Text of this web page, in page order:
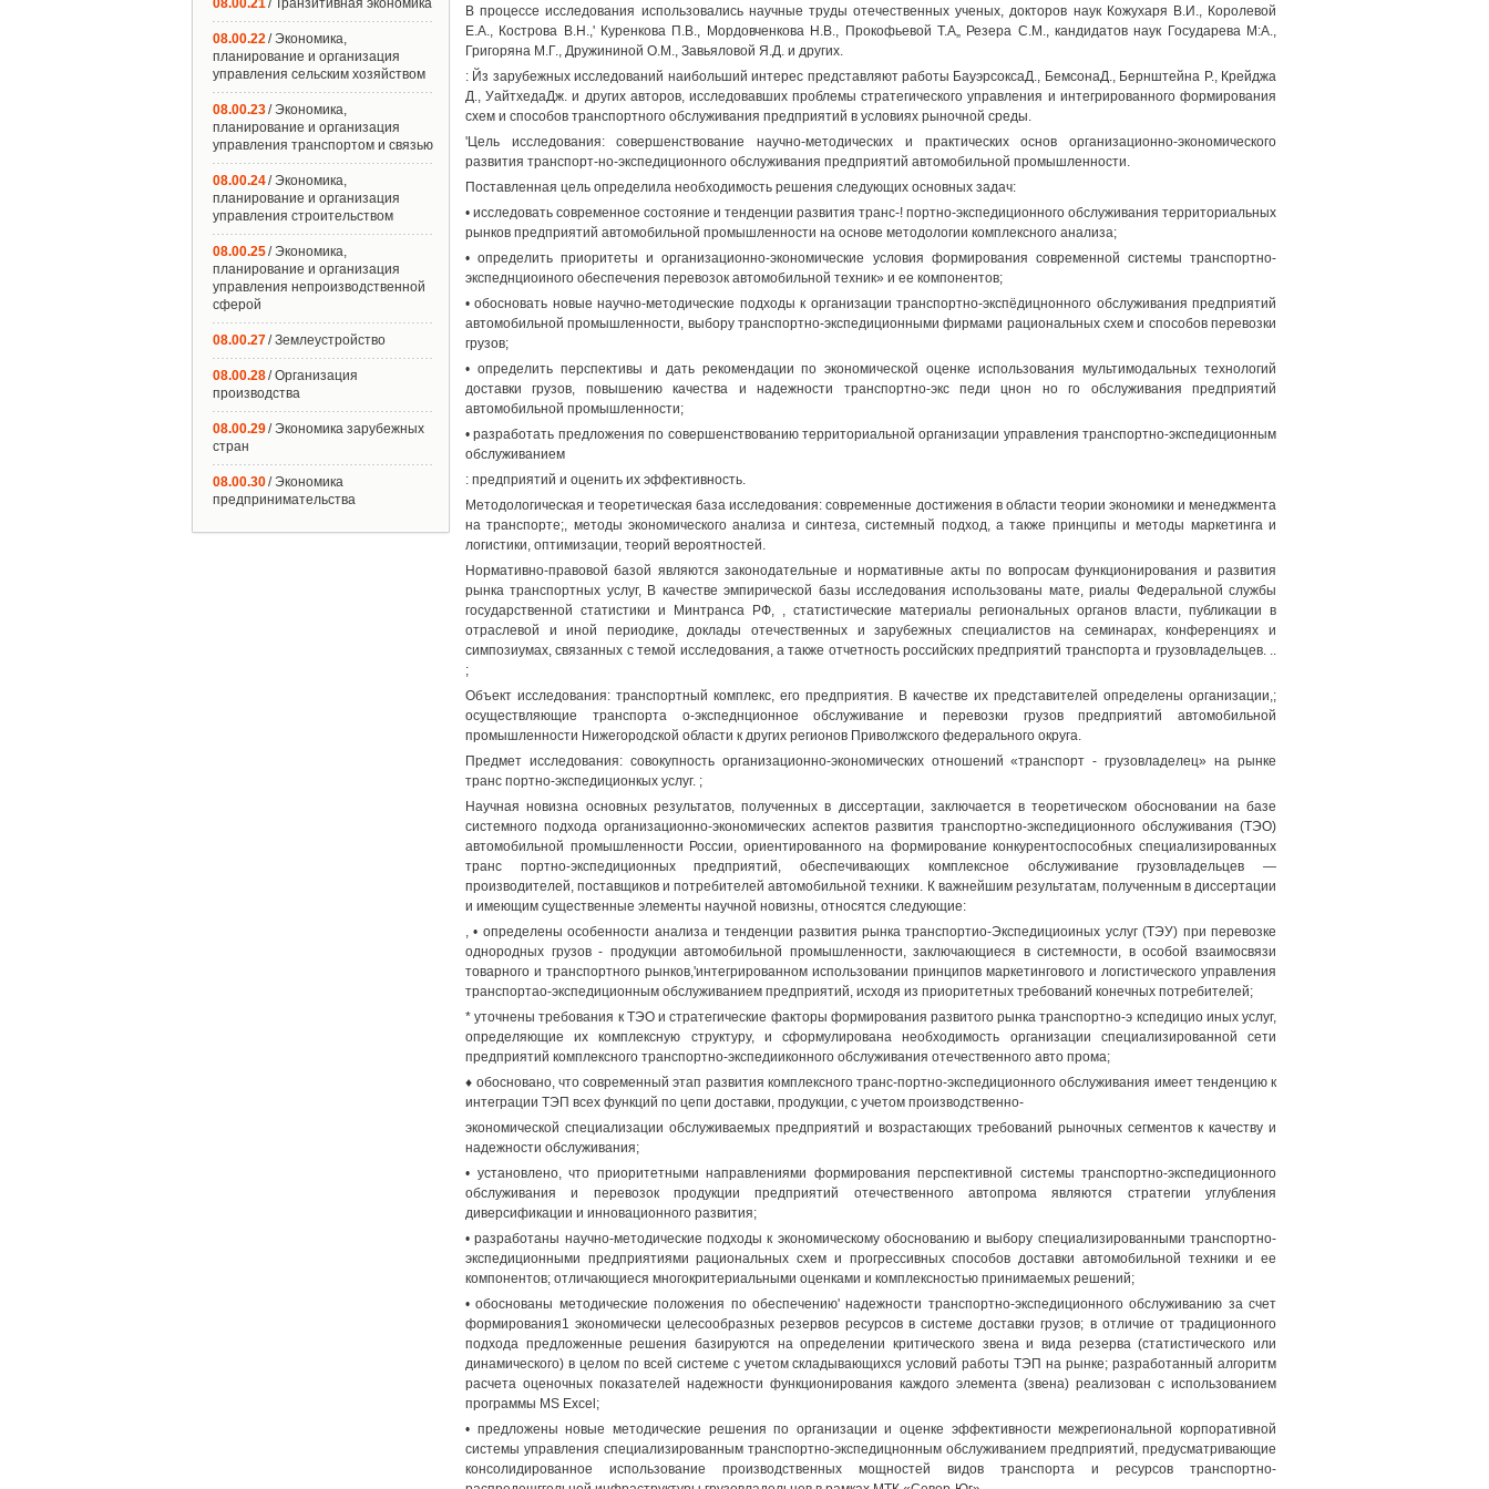
В процессе исследования использовались научные труды отечественных ученых, докторов наук Кожухаря В.И., Королевой
Е.А., Кострова В.Н.,' Куренкова П.В., Мордовченкова Н.В., Прокофьевой Т.А„ Резера С.М., кандидатов наук Государева М:А.,
Григоряна М.Г., Дружининой О.М., Завьяловой Я.Д. и других.
: Йз зарубежных исследований наибольший интерес представляют работы БауэрсоксаД., БемсонаД., Бернштейна Р., Крейджа
Д., УайтхедаДж. и других авторов, исследовавших проблемы стратегического управления и интегрированного формирования
схем и способов транспортного обслуживания предприятий в условиях рыночной среды.
'Цель исследования: совершенствование научно-методических и практических основ организационно-экономического
развития транспорт-но-экспедиционного обслуживания предприятий автомобильной промышленности.
Поставленная цель определила необходимость решения следующих основных задач:
• исследовать современное состояние и тенденции развития транс-! портно-экспедиционного обслуживания территориальных
рынков предприятий автомобильной промышленности на основе методологии комплексного анализа;
• определить приоритеты и организационно-экономические условия формирования современной системы транспортно-
экспеднциоиного обеспечения перевозок автомобильной техник» и ее компонентов;
• обосновать новые научно-методические подходы к организации транспортно-экспёдицнонного обслуживания предприятий
автомобильной промышленности, выбору транспортно-экспедиционными фирмами рациональных схем и способов перевозки
грузов;
• определить перспективы и дать рекомендации по экономической оценке использования мультимодальных технологий
доставки грузов, повышению качества и надежности транспортно-экс педи цнон но го обслуживания предприятий
автомобильной промышленности;
• разработать предложения по совершенствованию территориальной организации управления транспортно-экспедиционным
обслуживанием
: предприятий и оценить их эффективность.
Методологическая и теоретическая база исследования: современные достижения в области теории экономики и менеджмента
на транспорте;, методы экономического анализа и синтеза, системный подход, а также принципы и методы маркетинга и
логистики, оптимизации, теорий вероятностей.
Нормативно-правовой базой являются законодательные и нормативные акты по вопросам функционирования и развития
рынка транспортных услуг, В качестве эмпирической базы исследования использованы мате, риалы Федеральной службы
государственной статистики и Минтранса РФ, , статистические материалы региональных органов власти, публикации в
отраслевой и иной периодике, доклады отечественных и зарубежных специалистов на семинарах, конференциях и
симпозиумах, связанных с темой исследования, а также отчетность российских предприятий транспорта и грузовладельцев. ..
;
Объект исследования: транспортный комплекс, его предприятия. В качестве их представителей определены организации,;
осуществляющие транспорта о-экспеднционное обслуживание и перевозки грузов предприятий автомобильной
промышленности Нижегородской области к других регионов Приволжского федерального округа.
Предмет исследования: совокупность организационно-экономических отношений «транспорт - грузовладелец» на рынке
транс портно-экспедиционкых услуг. ;
Научная новизна основных результатов, полученных в диссертации, заключается в теоретическом обосновании на базе
системного подхода организационно-экономических аспектов развития транспортно-экспедиционного обслуживания (ТЭО)
автомобильной промышленности России, ориентированного на формирование конкурентоспособных специализированных
транс портно-экспедиционных предприятий, обеспечивающих комплексное обслуживание грузовладельцев —
производителей, поставщиков и потребителей автомобильной техники. К важнейшим результатам, полученным в диссертации
и имеющим существенные элементы научной новизны, относятся следующие:
, • определены особенности анализа и тенденции развития рынка транспортио-Экспедициоиных услуг (ТЭУ) при перевозке
однородных грузов - продукции автомобильной промышленности, заключающиеся в системности, в особой взаимосвязи
товарного и транспортного рынков,'интегрированном использовании принципов маркетингового и логистического управления
транспортао-экспедиционным обслуживанием предприятий, исходя из приоритетных требований конечных потребителей;
* уточнены требования к ТЭО и стратегические факторы формирования развитого рынка транспортно-э кспедицио иных услуг,
определяющие их комплексную структуру, и сформулирована необходимость организации специализированной сети
предприятий комплексного транспортно-экспедииконного обслуживания отечественного авто прома;
♦ обосновано, что современный этап развития комплексного транс-портно-экспедиционного обслуживания имеет тенденцию к
интеграции ТЭП всех функций по цепи доставки, продукции, с учетом производственно-
экономической специализации обслуживаемых предприятий и возрастающих требований рыночных сегментов к качеству и
надежности обслуживания;
• установлено, что приоритетными направлениями формирования перспективной системы транспортно-экспедиционного
обслуживания и перевозок продукции предприятий отечественного автопрома являются стратегии углубления
диверсификации и инновационного развития;
• разработаны научно-методические подходы к экономическому обоснованию и выбору специализированными транспортно-
экспедиционными предприятиями рациональных схем и прогрессивных способов доставки автомобильной техники и ее
компонентов; отличающиеся многокритериальными оценками и комплексностью принимаемых решений;
• обоснованы методические положения по обеспечению' надежности транспортно-экспедиционного обслуживанию за счет
формирования1 экономически целесообразных резервов ресурсов в системе доставки грузов; в отличие от традиционного
подхода предложенные решения базируются на определении критического звена и вида резерва (статистического или
динамического) в целом по всей системе с учетом складывающихся условий работы ТЭП на рынке; разработанный алгоритм
расчета оценочных показателей надежности функционирования каждого элемента (звена) реализован с использованием
программы MS Excel;
• предложены новые методические решения по организации и оценке эффективности межрегиональной корпоративной
системы управления специализированным транспортно-экспедицнонным обслуживанием предприятий, предусматривающие
консолидированное использование производственных мощностей видов транспорта и ресурсов транспортно-
08.00.21/ Транзитивная экономика
08.00.22/ Экономика,
планирование и организация
управления сельским хозяйством
08.00.23/ Экономика,
планирование и организация
управления транспортом и связью
08.00.24/ Экономика,
планирование и организация
управления строительством
08.00.25/ Экономика,
планирование и организация
управления непроизводственной
сферой
08.00.27/ Землеустройство
08.00.28/ Организация
производства
08.00.29/ Экономика зарубежных
стран
08.00.30/ Экономика
предпринимательства